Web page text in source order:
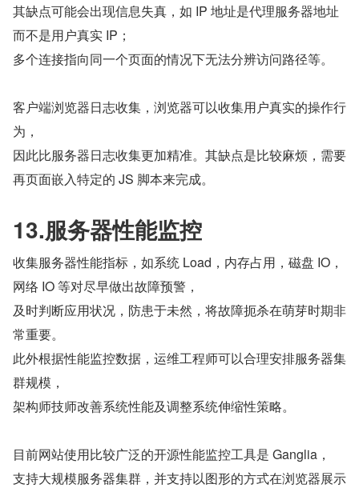
其缺点可能会出现信息失真，如 IP 地址是代理服务器地址
而不是用户真实 IP；
多个连接指向同一个页面的情况下无法分辨访问路径等。
客户端浏览器日志收集，浏览器可以收集用户真实的操作行
为，
因此比服务器日志收集更加精准。其缺点是比较麻烦，需要
再页面嵌入特定的 JS 脚本来完成。
13.服务器性能监控
收集服务器性能指标，如系统 Load，内存占用，磁盘 IO，
网络 IO 等对尽早做出故障预警，
及时判断应用状况，防患于未然，将故障扼杀在萌芽时期非
常重要。
此外根据性能监控数据，运维工程师可以合理安排服务器集
群规模，
架构师技师改善系统性能及调整系统伸缩性策略。
目前网站使用比较广泛的开源性能监控工具是 Ganglia，
支持大规模服务器集群，并支持以图形的方式在浏览器展示